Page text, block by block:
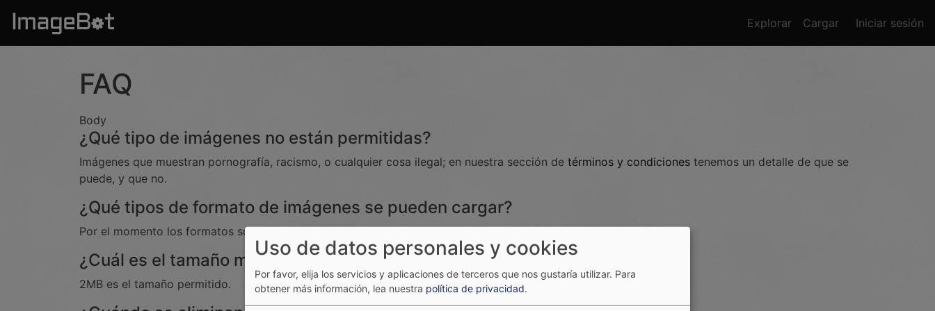
Navegación
Explorar Cargar Menú
Iniciar sesión
FAQ
Body
¿Qué tipo de imágenes no están permitidas?
Imágenes que muestran pornografía, racismo, o cualquier cosa ilegal; en nuestra sección de términos y condiciones tenemos un detalle de que se
puede, y que no.
¿Qué tipos de formato de imágenes se pueden cargar?
Por el momento los formatos soportados son: png, jpg, jpeg y gif.
¿Cuál es el tamaño máximo de una imagen?
2MB es el tamaño permitido.
Uso de datos personales y cookies
Por favor, elija los servicios y aplicaciones de terceros que nos gustaría utilizar. Para
obtener más información, lea nuestra política de privacidad.